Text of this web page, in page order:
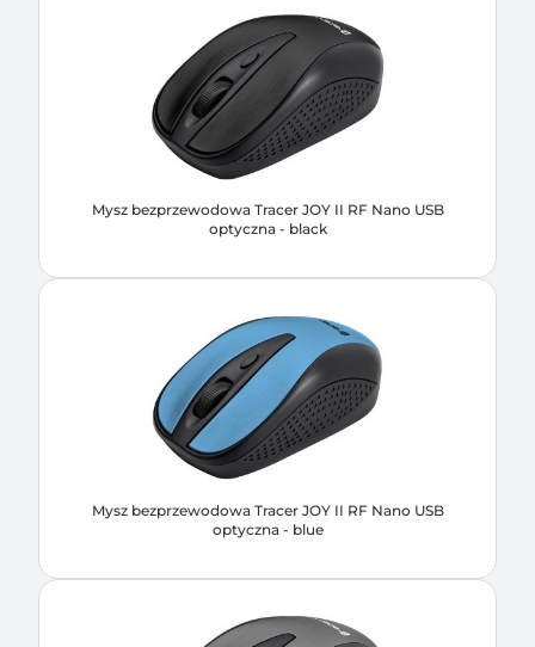
Mysz bezprzewodowa Tracer JOY II RF Nano USB
optyczna - black
Mysz bezprzewodowa Tracer JOY II RF Nano USB
optyczna - blue